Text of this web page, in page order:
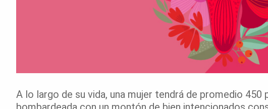
A lo largo de su vida, una mujer tendrá de promedio